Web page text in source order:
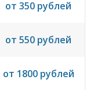
от 350 рублей
от 550 рублей
от 1800 рублей